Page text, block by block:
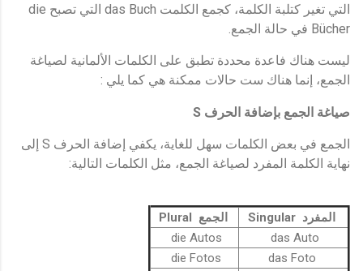
التي تغير كتلبة الكلمة، كجمع الكلمت das Buch التي تصبح die
Bücher في حالة الجمع
ليست هناك فاعدة محددة تطبق على الكلمات الألمانية لصياغة
الجمع، إنما هناك ست حالات ممكنة هي كما يلي :
صياغة الجمع بإضافة الحرف S
الجمع في بعض الكلمات سهل للغاية، يكفي إضافة الحرف S إلى
نهاية الكلمة المفرد لصياغة الجمع، مثل الكلمات التالية:
المفرد Singular
الجمع Plural
das Auto
die Autos
die Fotos